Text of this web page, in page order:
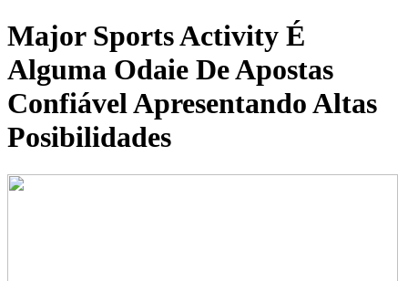
Major Sports Activity É
Alguma Odaie De Apostas
Confiável Apresentando Altas
Posibilidades